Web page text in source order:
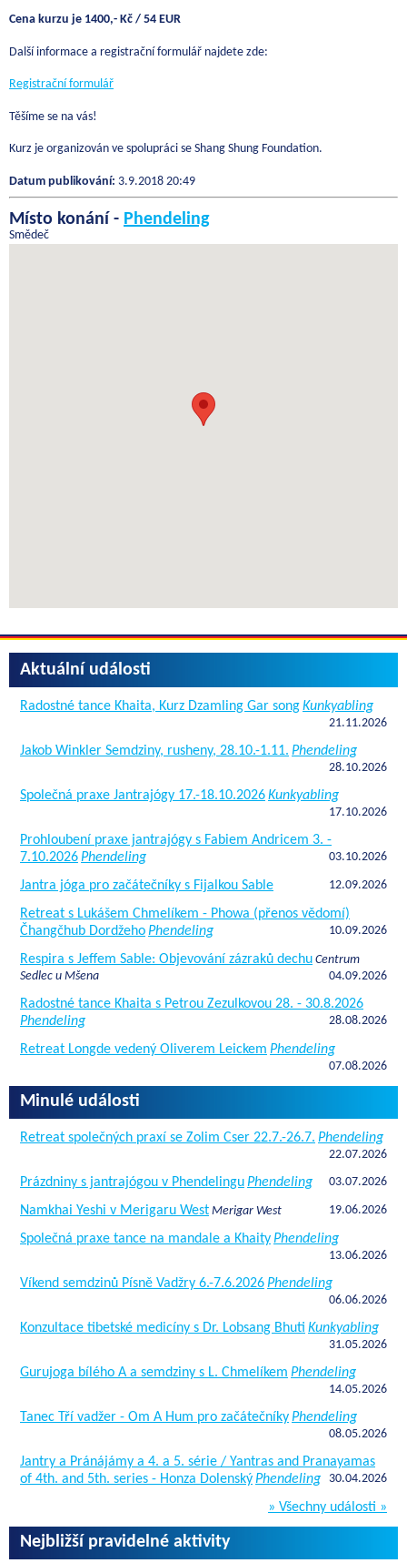
Cena kurzu je 1400,- Kč / 54 EUR
Další informace a registrační formulář najdete zde:
Registrační formulář
Těšíme se na vás!
Kurz je organizován ve spolupráci se Shang Shung Foundation.
Datum publikování: 3.9.2018 20:49
Místo konání - Phendeling
Smědeč
Aktuální události
Radostné tance Khaita, Kurz Dzamling Gar songKunkyabling
21.11.2026
Jakob Winkler Semdziny, rusheny, 28.10.-1.11. Phendeling
28.10.2026
Společná praxe Jantrajógy 17.-18.10.2026Kunkyabling
17.10.2026
Prohloubení praxe jantrajógy s Fabiem Andricem 3. -
7.10.2026Phendeling 03.10.2026
Jantra jóga pro začátečníky s Fijalkou Sable 12.09.2026
Retreat s Lukášem Chmelíkem - Phowa (přenos vědomí)
Čhangčhub DordžehoPhendeling 10.09.2026
Respira s Jeffem Sable: Objevování zázraků dechu Centrum
Sedlec u Mšena
04.09.2026
Radostné tance Khaita s Petrou Zezulkovou 28. - 30.8.2026
Phendeling
28.08.2026
Retreat Longde vedený Oliverem Leickem Phendeling
07.08.2026
Minulé události
Retreat společných praxí se Zolim Cser 22.7.-26.7. Phendeling
22.07.2026
Prázdniny s jantrajógou v PhendelinguPhendeling 03.07.2026
Namkhai Yeshi v Merigaru West Merigar West 19.06.2026
Společná praxe tance na mandale a KhaityPhendeling
13.06.2026
Víkend semdzinů Písně Vadžry 6.-7.6.2026Phendeling
06.06.2026
Konzultace tibetské medicíny s Dr. Lobsang Bhuti Kunkyabling
31.05.2026
Gurujoga bílého A a semdziny s L. Chmelíkem Phendeling
14.05.2026
Tanec Tří vadžer - Om A Hum pro začátečníkyPhendeling
08.05.2026
Jantry a Pránájámy a 4. a 5. série / Yantras and Pranayamas
of 4th. and 5th. series - Honza DolenskýPhendeling 30.04.2026
» Všechny události »
Nejbližší pravidelné aktivity